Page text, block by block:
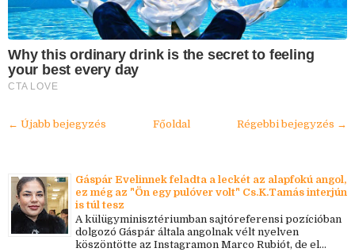
Why this ordinary drink is the secret to feeling
your best every day
CTA LOVE
← Újabb bejegyzés Régebbi bejegyzés →
Főoldal
Gáspár Evelinnek feladta a leckét az alapfokú angol,
ez még az "Ön egy pulóver volt" Cs.K.Tamás interjún
is túl tesz
A külügyminisztériumban sajtóreferensi pozícióban
dolgozó Gáspár általa angolnak vélt nyelven
köszöntötte az Instagramon Marco Rubiót, de el...